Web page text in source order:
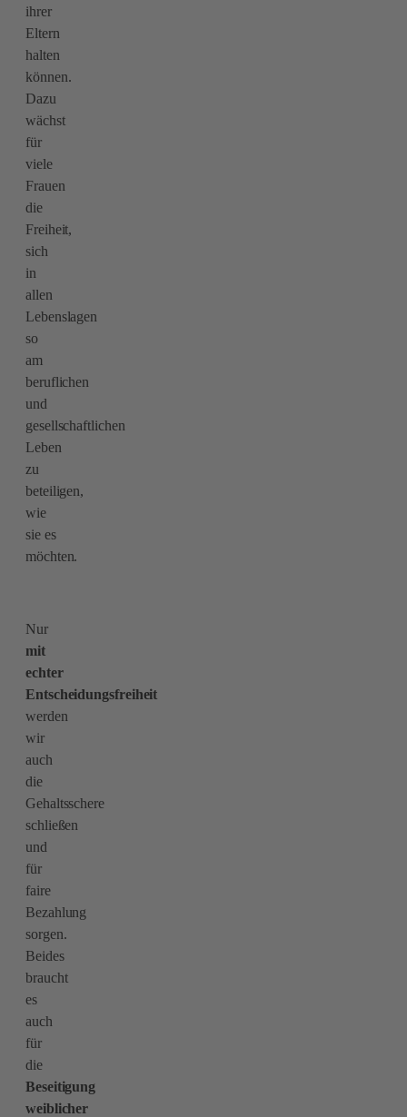
ihrer
Eltern
halten
können.
Dazu
wächst
für
viele
Frauen
die
Freiheit,
sich
in
allen
Lebenslagen
so
am
beruflichen
und
gesellschaftlichen
Leben
zu
beteiligen,
wie
sie es
möchten.
Nur
mit
echter
Entscheidungsfreiheit
werden
wir
auch
die
Gehaltsschere
schließen
und
für
faire
Bezahlung
sorgen.
Beides
braucht
es
auch
für
die
Beseitigung
weiblicher